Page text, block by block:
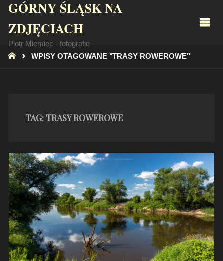
GÓRNY ŚLĄSK NA
ZDJĘCIACH
Piotr Miemiec - fotografie
STRONA
WPISY OTAGOWANE "TRASY ROWEROWE"
TAG: TRASY ROWEROWE